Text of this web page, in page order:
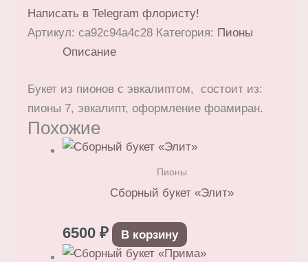
Написать в Telegram флористу!
Артикул: ca92c94a4c28 Категория: Пионы
Описание
Букет из пионов с эвкалиптом, состоит из:
пионы 7, эвкалипт, оформление фоамиран.
Похожие
Пионы
Сборный букет «Элит»
6500 ₽ В корзину